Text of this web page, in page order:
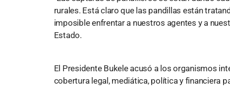
rurales. Está claro que las pandillas están
imposible enfrentar a nuestros agentes y a
Estado.
El Presidente Bukele acusó a los organismos
cobertura legal, mediática, política y financiera